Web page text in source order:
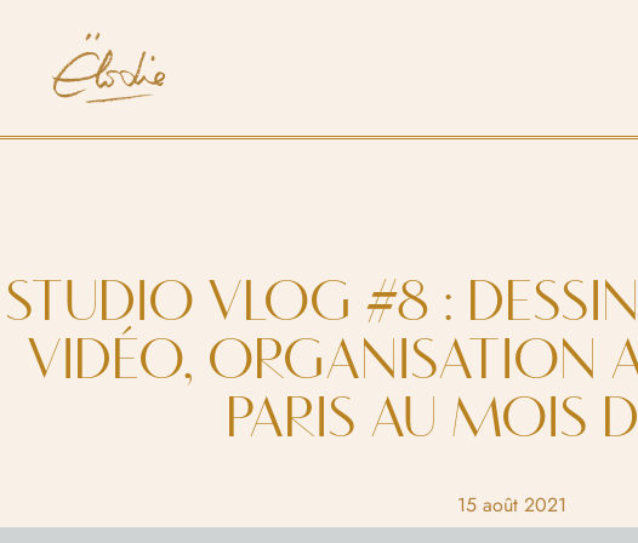
STUDIO VLOG #8 :
VIDÉO, ORGANISATION
PARIS AU MOIS
15 août 2021